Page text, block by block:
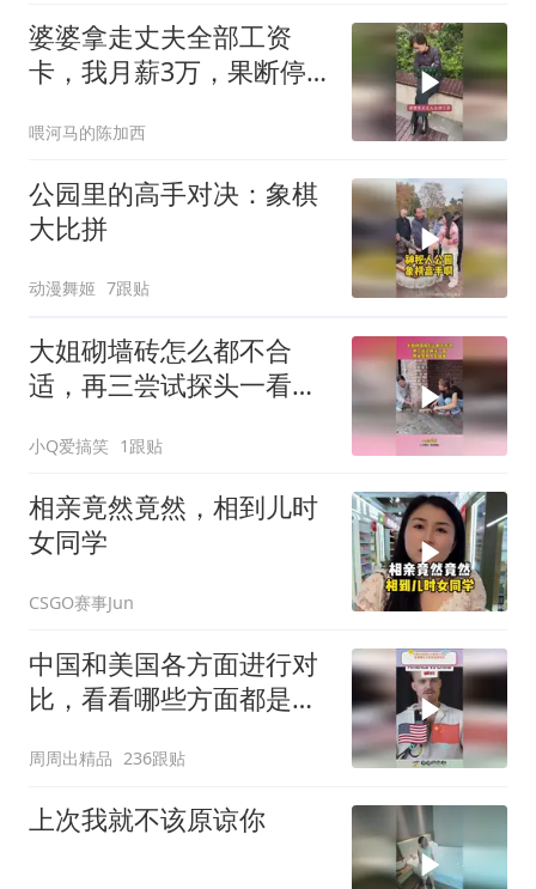
婆婆拿走丈夫全部工资
卡，我月薪3万，果断停
喂河马的陈加西
公园里的高手对决：象棋
大比拼
动漫舞姬 7跟贴
大姐砌墙砖怎么都不合
适，再三尝试探头一看，
小Q爱搞笑 1跟贴
相亲竟然竟然，相到儿时
女同学
CSGO赛事Jun
中国和美国各方面进行对
比，看看哪些方面都是谁
周周出精品 236跟贴
上次我就不该原谅你